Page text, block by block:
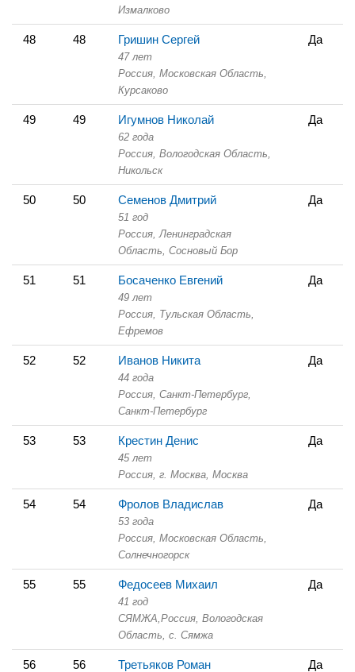
Измалково
48 48 Гришин Сергей
47 лет
Россия, Московская Область,
Курсаково
Да
49 49 Игумнов Николай
62 года
Россия, Вологодская Область,
Никольск
Да
50 50 Семенов Дмитрий
51 год
Россия, Ленинградская
Область, Сосновый Бор
Да
51 51 Босаченко Евгений
49 лет
Россия, Тульская Область,
Ефремов
Да
52 52 Иванов Никита
44 года
Россия, Санкт-Петербург,
Санкт-Петербург
Да
53 53 Крестин Денис
45 лет
Россия, г. Москва, Москва
Да
54 54 Фролов Владислав
53 года
Россия, Московская Область,
Солнечногорск
Да
55 55 Федосеев Михаил
41 год
СЯМЖА, Россия, Вологодская
Область, с. Сямжа
Да
56 56 Третьяков Роман Да